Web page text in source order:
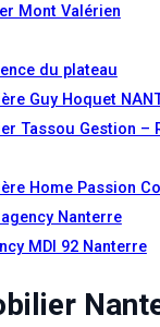
Mont Valérien
du plateau
Guy Hoquet
Tassou Gestion –
Home Passion
Nanterre
MDI 92 Nanterre